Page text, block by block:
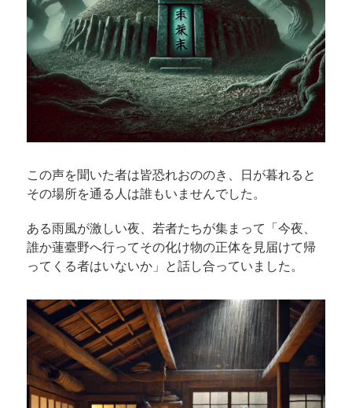
この声を聞いた者は皆恐れおののき、日が暮れると
その場所を通る人は誰もいませんでした。
ある雨風が激しい夜、若者たちが集まって「今夜、
誰か蓮臺野へ行ってその化け物の正体を見届けて帰
ってくる者はいないか」と話し合っていました。